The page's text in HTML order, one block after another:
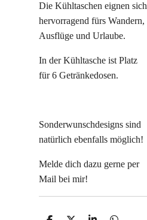
Die Kühltaschen eignen sich
hervorragend fürs Wandern,
Ausflüge und Urlaube.
In der Kühltasche ist Platz
für 6 Getränkedosen.
Sonderwunschdesigns sind
natürlich ebenfalls möglich!
Melde dich dazu gerne per
Mail bei mir!